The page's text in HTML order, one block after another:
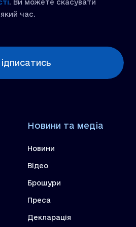
. Ви можете скасувати
час.
Новини та медіа
Новини
Відео
Брошури
Преса
Декларація